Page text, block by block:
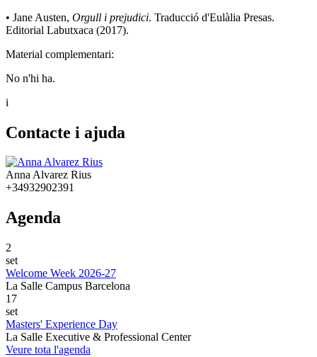
• Jane Austen, Orgull i prejudici. Traducció d'Eulàlia Presas.
Editorial Labutxaca (2017).
Material complementari:
No n'hi ha.
i
Contacte i ajuda
Anna Alvarez Rius
+34932902391
Agenda
2
set
Welcome Week 2026-27
La Salle Campus Barcelona
17
set
Masters' Experience Day
La Salle Executive & Professional Center
Veure tota l'agenda